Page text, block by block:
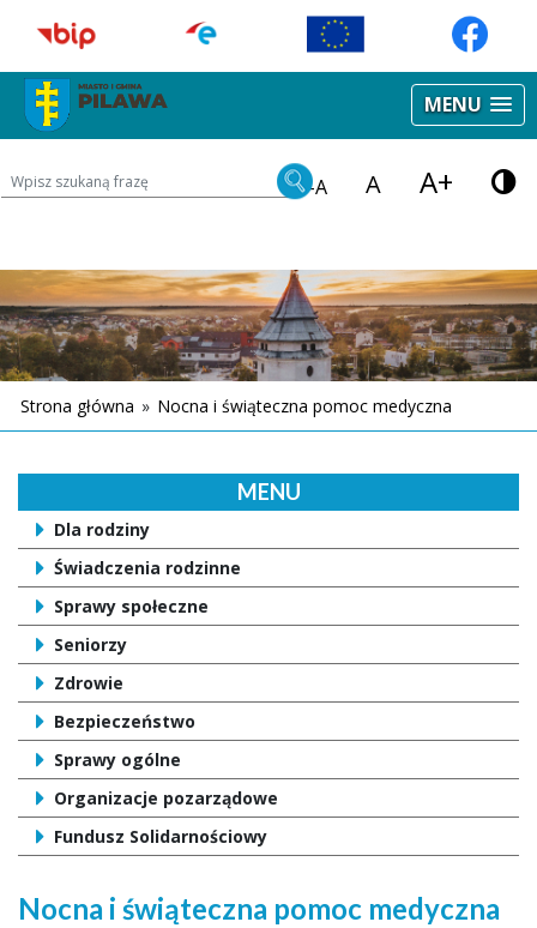
MENU
Wyszukiwarka treści na stronie -A A A+
Strona główna » Nocna i świąteczna pomoc medyczna
MENU
Dla rodziny
Świadczenia rodzinne
Sprawy społeczne
Seniorzy
Zdrowie
Bezpieczeństwo
Sprawy ogólne
Organizacje pozarządowe
Fundusz Solidarnościowy
Nocna i świąteczna pomoc medyczna